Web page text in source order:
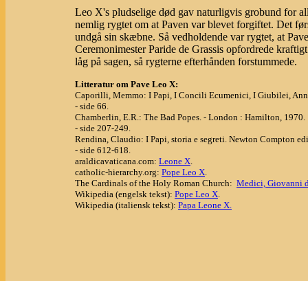
Leo X's pludselige død gav naturligvis grobund for
nemlig rygtet om at Paven var blevet forgiftet. Det
undgå sin skæbne. Så vedholdende var rygtet, at
Ceremonimester Paride de Grassis opfordrede
låg på sagen, så rygterne efterhånden forstummede.
Litteratur om Pave Leo X:
Caporilli, Memmo: I Papi, I Concili Ecumenici, I Giubilei,
- side 66.
Chamberlin, E.R.: The Bad Popes. - London : Hamilton, 1970.
- side 207-249.
Rendina, Claudio: I Papi, storia e segreti. Newton Compton
- side 612-618.
araldicavaticana.com: Leone X.
catholic-hierarchy.org: Pope Leo X.
The Cardinals of the Holy Roman Church: Medici, Giovanni
Wikipedia (engelsk tekst): Pope Leo X.
Wikipedia (italiensk tekst): Papa Leone X.